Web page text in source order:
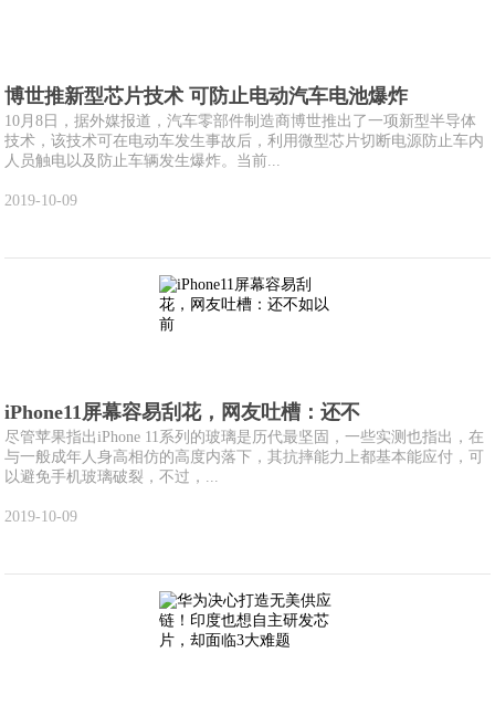
博世推新型芯片技术 可防止电动汽车电池爆炸
10月8日，据外媒报道，汽车零部件制造商博世推出了一项新型半导体
技术，该技术可在电动车发生事故后，利用微型芯片切断电源防止车内
人员触电以及防止车辆发生爆炸。当前...
2019-10-09
iPhone11屏幕容易刮花，网友吐槽：还不
尽管苹果指出iPhone 11系列的玻璃是历代最坚固，一些实测也指出，在
与一般成年人身高相仿的高度内落下，其抗摔能力上都基本能应付，可
以避免手机玻璃破裂，不过，...
2019-10-09